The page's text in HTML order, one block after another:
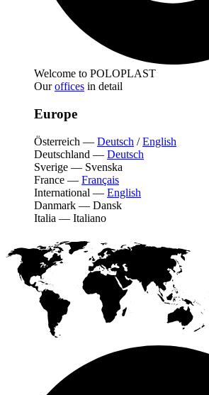
Welcome to POLOPLAST
Ouroffices in detail
Europe
Österreich — Deutsch /English
Deutschland — Deutsch
Sverige — Svenska
France — Français
International — English
Danmark — Dansk
Italia — Italiano